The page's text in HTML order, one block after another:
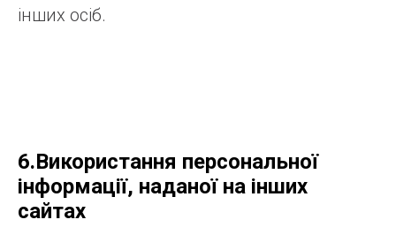
інших осіб.
6.Використання персональної
інформації, наданої на інших
сайтах